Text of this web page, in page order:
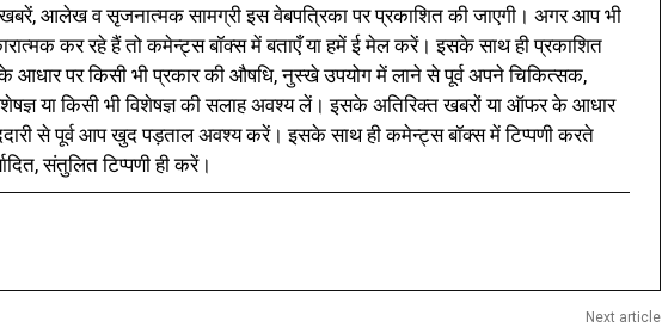
आलेख व सृजनात्मक सामग्री इस वेबपत्रिका पर प्रकाशित की जाएगी। अगर आप भी
कर रहे हैं तो कमेन्ट्स बॉक्स में बताएँ या हमें ई मेल करें। इसके साथ ही प्रकाशित
पर किसी भी प्रकार की औषधि, नुस्खे उपयोग में लाने से पूर्व अपने चिकित्सक,
या किसी भी विशेषज्ञ की सलाह अवश्य लें। इसके अतिरिक्त खबरों या ऑफर के आधार
से पूर्व आप खुद पड़ताल अवश्य करें। इसके साथ ही कमेन्ट्स बॉक्स में टिप्पणी करते
संतुलित टिप्पणी ही करें।
Next article